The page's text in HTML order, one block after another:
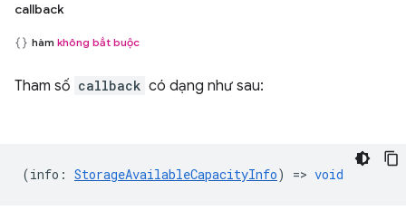
callback
hàm không bắt buộc
Tham số callback có dạng như sau:
(info : StorageAvailableCapacityInfo) => void